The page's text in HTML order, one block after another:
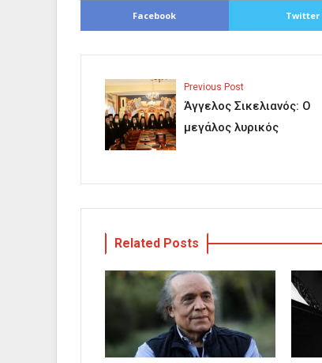
Facebook Twitter
Previous Post
Άγγελος Σικελιανός: Ο
μεγάλος λυρικός
Related Posts